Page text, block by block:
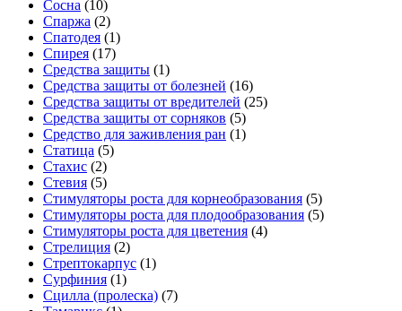
Сосна (10)
Спаржа (2)
Спатодея (1)
Спирея (17)
Средства защиты (1)
Средства защиты от болезней (16)
Средства защиты от вредителей (25)
Средства защиты от сорняков (5)
Средство для заживления ран (1)
Статица (5)
Стахис (2)
Стевия (5)
Стимуляторы роста для корнеобразования (5)
Стимуляторы роста для плодообразования (5)
Стимуляторы роста для цветения (4)
Стрелиция (2)
Стрептокарпус (1)
Сурфиния (1)
Сцилла (пролеска) (7)